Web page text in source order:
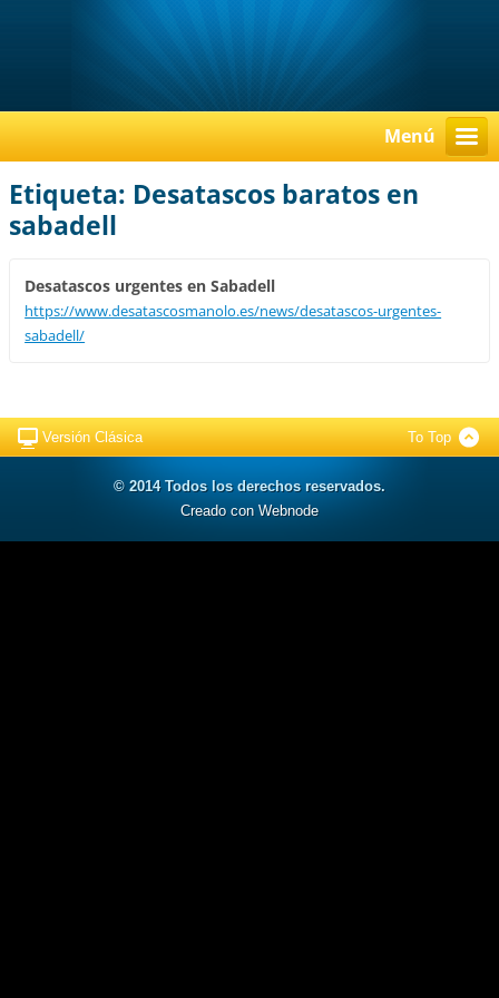
Menú
Etiqueta: Desatascos baratos en
sabadell
Desatascos urgentes en Sabadell
https://www.desatascosmanolo.es/news/desatascos-urgentes-
sabadell/
Versión Clásica To Top
© 2014 Todos los derechos reservados.
Creado con Webnode